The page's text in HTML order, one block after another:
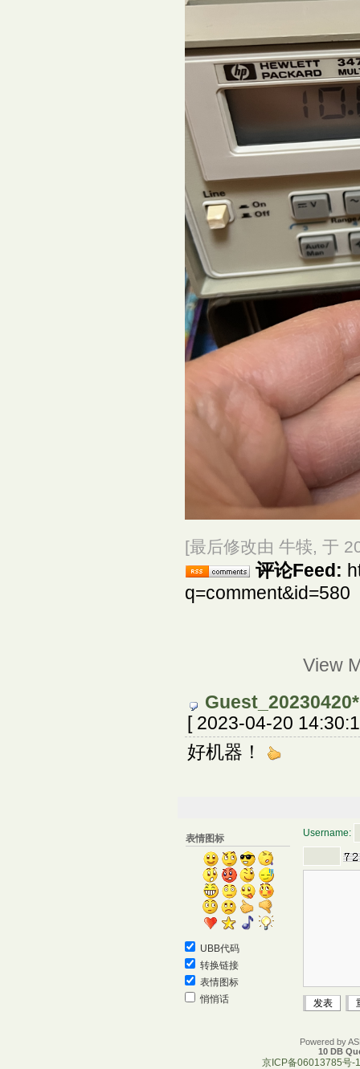
[最后修改由 牛犊, 于
评论Feed:
q=comment&id=580
View
Guest_20230420*
[ 2023-04-20
好机器！
表情图标
UBB代码
转换链接
表情图标
悄悄话
Username:
Powered by
10 DB
京ICP备06013785号-1